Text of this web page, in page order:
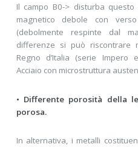
Il campo B0-> disturba
magnetico debole con
(debolmente respinte dal
differenze si può riscontrare
Regno d’Italia (serie Impero
Acciaio con microstruttura
• Differente porosità della
porosa.
In alternativa, i metalli